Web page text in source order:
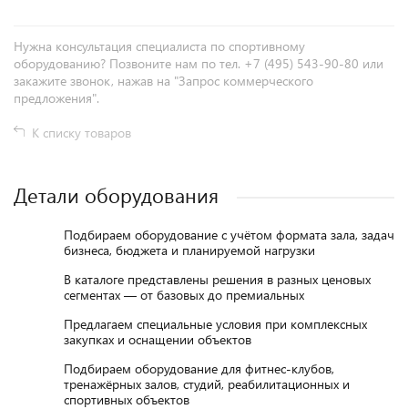
Нужна консультация специалиста по спортивному
оборудованию? Позвоните нам по тел. +7 (495) 543-90-80 или
закажите звонок, нажав на "Запрос коммерческого
предложения".
К списку товаров
Детали оборудования
Подбираем оборудование с учётом формата зала, задач
бизнеса, бюджета и планируемой нагрузки
В каталоге представлены решения в разных ценовых
сегментах — от базовых до премиальных
Предлагаем специальные условия при комплексных
закупках и оснащении объектов
Подбираем оборудование для фитнес-клубов,
тренажёрных залов, студий, реабилитационных и
спортивных объектов